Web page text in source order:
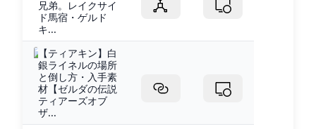
兄弟。レイクサイ
ド馬宿・ゲルド
キ...
【ティアキン】白
銀ライネルの場所
と倒し方・入手素
材【ゼルダの伝説
ティアーズオブ
ザ...